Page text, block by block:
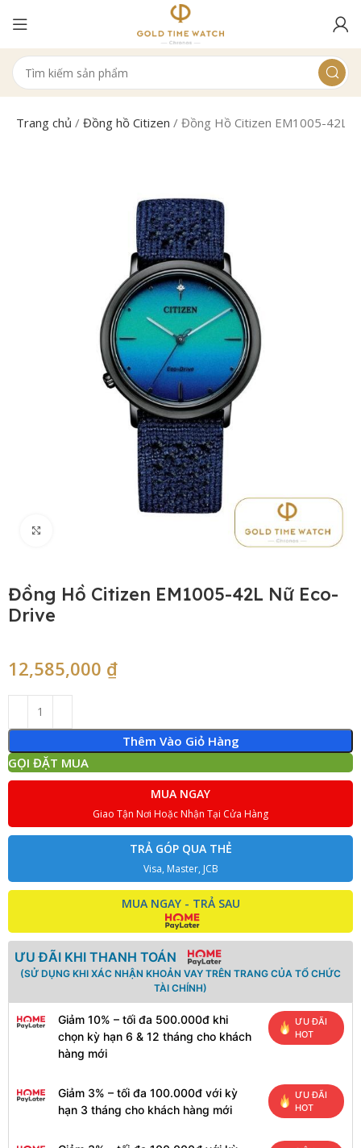
Trang chủ /Đồng hồ Citizen /Đồng Hồ Citizen EM1005-42L
Đồng Hồ Citizen EM1005-42L Nữ Eco-
Drive
12,585,000 ₫
Thêm Vào Giỏ Hàng
GỌI ĐẶT MUA
MUA NGAY
Giao Tận Nơi Hoặc Nhận Tại Cửa Hàng
TRẢ GÓP QUA THẺ
Visa, Master, JCB
MUA NGAY - TRẢ SAU
ƯU ĐÃI KHI THANH TOÁN
(SỬ DỤNG KHI XÁC NHẬN KHOẢN VAY TRÊN TRANG CỦA TỔ CHỨC
TÀI CHÍNH)
Giảm 10% – tối đa 500.000đ khi
chọn kỳ hạn 6 & 12 tháng cho khách
hàng mới
ƯU ĐÃI
HOT
Giảm 3% – tối đa 100.000đ với kỳ
hạn 3 tháng cho khách hàng mới
ƯU ĐÃI
HOT